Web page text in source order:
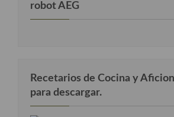
robot AEG
Recetarios de Cocina y
para descargar.